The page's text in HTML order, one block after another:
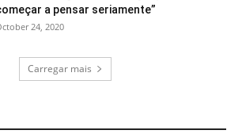
a pensar seriamente”
24, 2020
Carregar mais